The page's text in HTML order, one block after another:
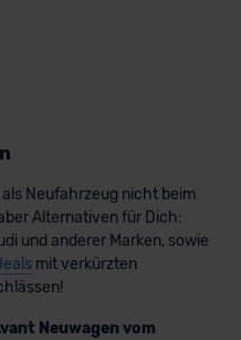
Neufahrzeug nicht beim
Alternativen für Dich:
und anderer Marken, sowie
mit verkürzten
Neuwagen vom